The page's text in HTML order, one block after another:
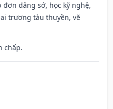
dâng sớ, học kỹ nghệ,
trương tàu thuyền, vẽ
chấp.